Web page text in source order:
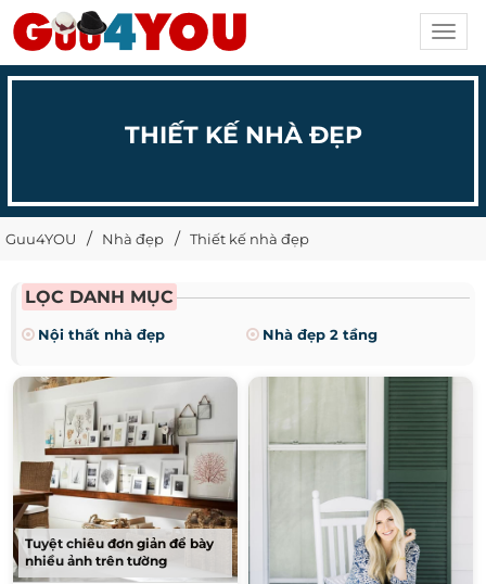
THIẾT KẾ NHÀ ĐẸP
Guu4YOU Nhà đẹp Thiết kế nhà đẹp
LỌC DANH MỤC
Nội thất nhà đẹp Nhà đẹp 2 tầng
Tuyệt chiêu đơn giản để bày
nhiều ảnh trên tường